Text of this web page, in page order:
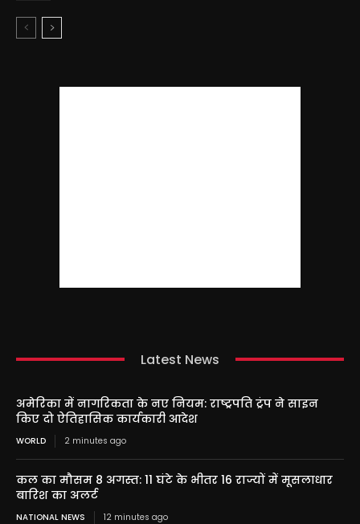
Latest News
अमेरिका में नागरिकता के नए नियम: राष्ट्रपति ट्रंप ने साइन
किए दो ऐतिहासिक कार्यकारी आदेश
WORLD 2 minutes ago
कल का मौसम 8 अगस्त: 11 घंटे के भीतर 16 राज्यों में मूसलाधार
बारिश का अलर्ट
NATIONAL NEWS 12 minutes ago